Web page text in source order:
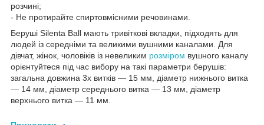
розчині;
- Не протирайте спиртовмісними речовинами.
Беруші Silenta Ball мають тривіткові вкладки, підходять для
людей із середніми та великими вушними каналами. Для
дівчат, жінок, чоловіків із невеликим розміром вушного каналу
орієнтуйтеся під час вибору на такі параметри берушів:
загальна довжина 3х витків — 15 мм, діаметр нижнього витка
— 14 мм, діаметр середнього витка — 13 мм, діаметр
верхнього витка — 11 мм.